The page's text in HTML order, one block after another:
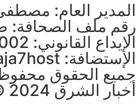
المدير العام:
رقم ملف الصحافة: ص 09/
الإيداع القانوني: 2018PE0002
الإستضافة: naja7host
جميع الحقوق
أخبار الشرق 2024 ©